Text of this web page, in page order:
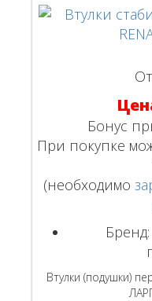
Бонус
При покупке
(необходимо
Бренд:
Втулки (подушки)